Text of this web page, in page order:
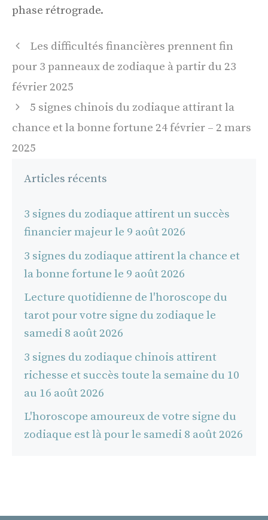
phase rétrograde.
Navigation
Les difficultés financières prennent fin
pour 3 panneaux de zodiaque à partir du 23
février 2025
5 signes chinois du zodiaque attirant la
chance et la bonne fortune 24 février – 2 mars
2025
Articles récents
3 signes du zodiaque attirent un succès
financier majeur le 9 août 2026
3 signes du zodiaque attirent la chance et
la bonne fortune le 9 août 2026
Lecture quotidienne de l'horoscope du
tarot pour votre signe du zodiaque le
samedi 8 août 2026
3 signes du zodiaque chinois attirent
richesse et succès toute la semaine du 10
au 16 août 2026
L'horoscope amoureux de votre signe du
zodiaque est là pour le samedi 8 août 2026